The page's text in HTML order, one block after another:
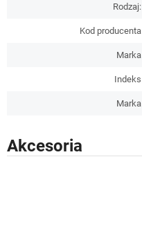
Rodzaj:
Kod producenta
Marka
Indeks
Marka
Akcesoria